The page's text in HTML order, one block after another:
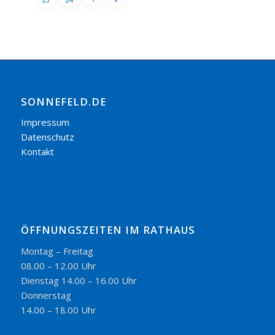
SONNEFELD.DE
Impressum
Datenschutz
Kontakt
ÖFFNUNGSZEITEN IM RATHAUS
Montag – Freitag
08.00 – 12.00 Uhr
Dienstag 14.00 – 16.00 Uhr
Donnerstag
14.00 – 18.00 Uhr